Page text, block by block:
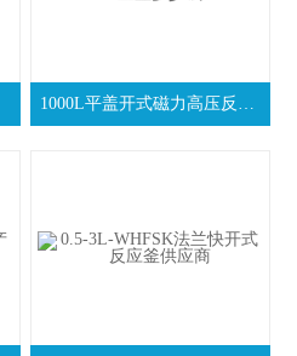
1000L平盖开式磁力高压反应釜多少钱